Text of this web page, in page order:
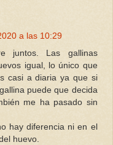
a las 10:29
juntos. Las gallinas
igual, lo único que
casi a diaria ya que si
puede que decida
me ha pasado sin
hay diferencia ni en el
huevo.